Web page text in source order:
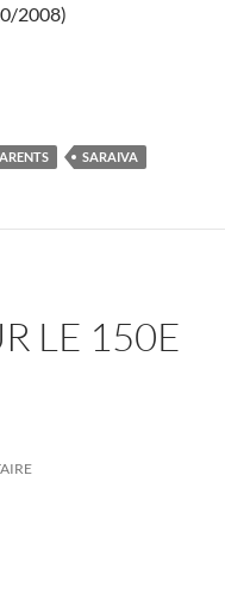
2008)
SARAIVA
LE 150E